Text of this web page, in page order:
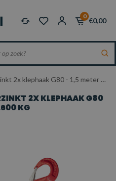
0
€0,00
G80 - 1,5 meter - 13 mm - 10.600 kg
2X KLEPHAAK G80
KG